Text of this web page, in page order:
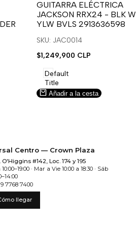
para
usar
la
lista
deseos.
para
usar
Compare
GUITARRA ELÉCTRICA
JACKSON RRX24 - BLK W
YLW BVLS 2913636598
SKU: JAC0014
Precio
venta
$1,249,900 CLP
Default
Title
Añadir a la cesta
Centro — Crown Plaza
O'Higgins #142, Loc. 174 y 195
· Mar a Vie 10:00 a 18:30 · Sáb
7768 7400
llegar